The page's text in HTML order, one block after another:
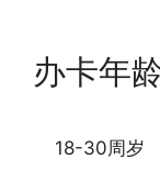
办卡年
18-30周岁